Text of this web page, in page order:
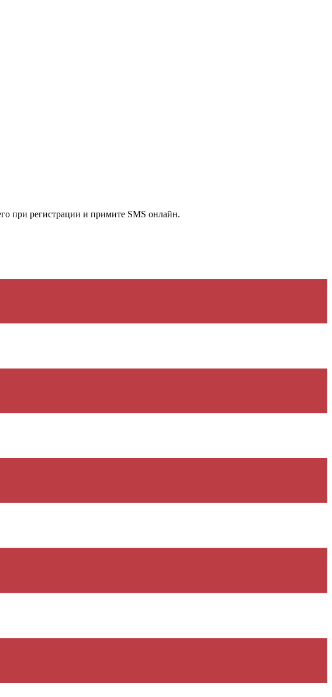
при регистрации и примите SMS онлайн.